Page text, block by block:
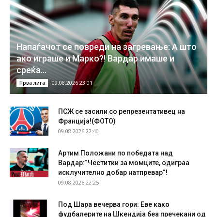
Напаѓачот се повреди на загревање: А што
ако играше и Марко?! Вардар имаше и
среќа…
Прва лига 09.08.2026 23:01
ПСЖ се засили со репрезентативец на
Франција!(ФОТО)
09.08.2026 22:40
Артим Положани по победата над
Вардар:“Честитки за момците, одиграа
исклучително добар натпревар“!
09.08.2026 22:25
Под Шара вечерва гори: Еве како
фудбалерите на Шкендија беа пречекани од